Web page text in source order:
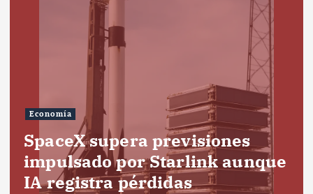
Economía
SpaceX supera previsiones
impulsado por Starlink aunque
IA registra pérdidas